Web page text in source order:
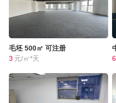
毛坯 500㎡ 可注册
3 元/㎡*天
6